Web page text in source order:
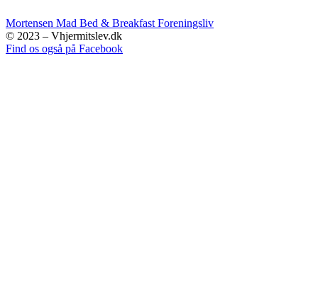
Mortensen Mad Bed & Breakfast Foreningsliv
© 2023 – Vhjermitslev.dk
Find os også på Facebook